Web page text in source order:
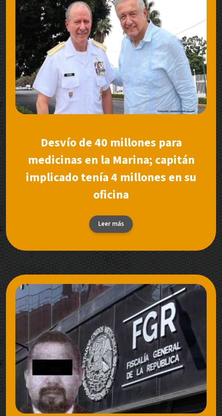
Desvío de 40 millones para
medicinas en la Marina; capitán
implicado tenía 4 millones en su
oficina
Leer más